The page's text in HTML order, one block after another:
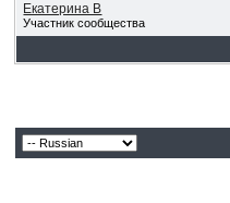
Екатерина В
Участник сообщества